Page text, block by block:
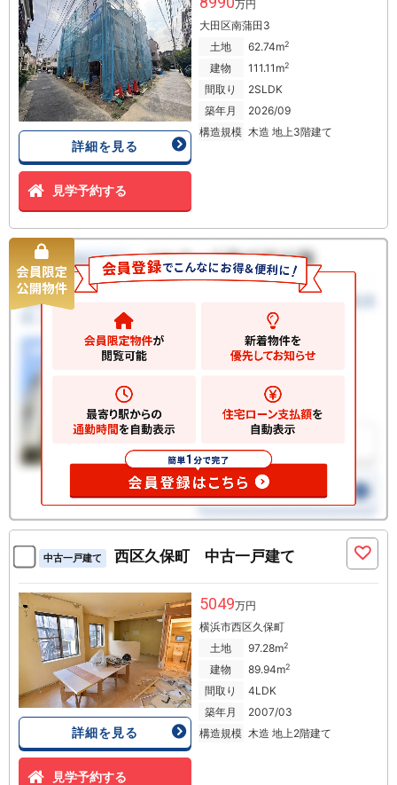
詳細を見る
見学予約する
万円
大田区南蒲田3
土地
62.74m2
建物 111.11m2
間取り
2SLDK
築年月
2026/09
構造規模 木造 地上3階建て
中古一戸建て 西区久保町 中古一戸建て
詳細を見る
見学予約する
5049万円
横浜市西区久保町
土地
97.28m2
建物 89.94m2
間取り
4LDK
築年月
2007/03
構造規模 木造 地上2階建て